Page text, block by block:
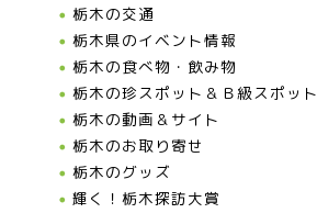
栃木の交通
栃木県のイベント情報
栃木の食べ物・飲み物
栃木の珍スポット＆Ｂ級スポット
栃木の動画＆サイト
栃木のお取り寄せ
栃木のグッズ
輝く！栃木探訪大賞